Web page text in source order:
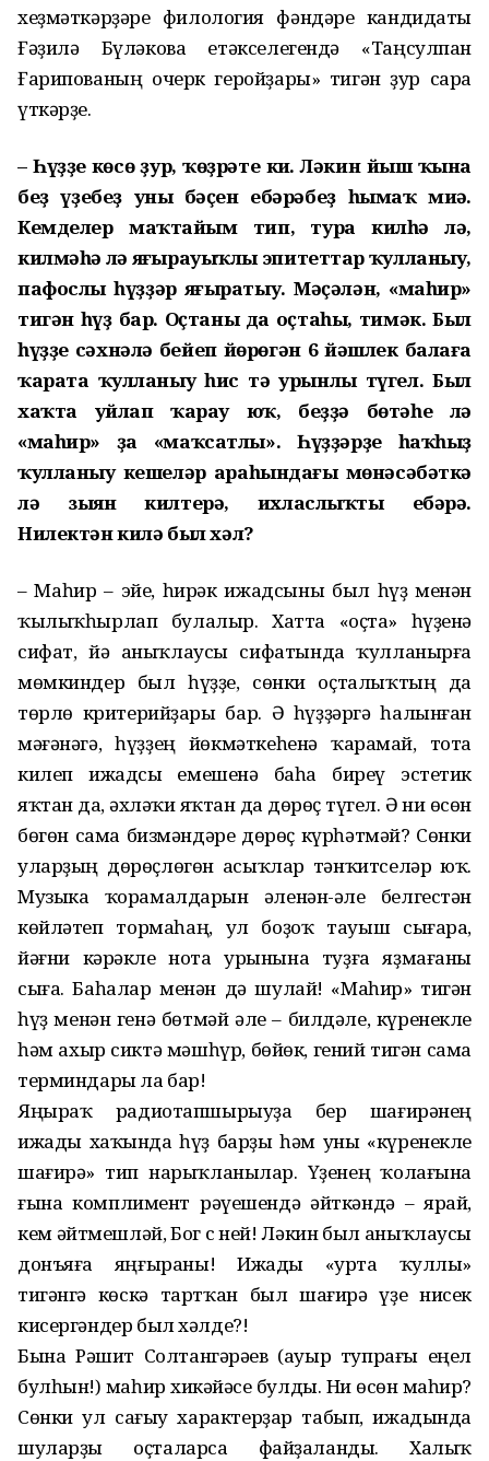
хеҙмәткәрҙәре филология фәндәре кандидаты
Ғәҙилә Бүләкова етәкселегендә «Таңсулпан
Ғарипованың очерк геройҙары» тигән ҙур сара
үткәрҙе.
– Һүҙҙең көсө ҙур, ҡөҙрәте киң. Ләкин йыш ҡына
беҙ үҙебеҙ уның бәҫен ебәрәбеҙ һымаҡ миңә.
Кемделер маҡтайым тип, тура килһә лә,
килмәһә лә яңғырауыҡлы эпитеттар ҡулланыу,
пафослы һүҙҙәр яңғыратыу. Мәҫәлән, «маһир»
тигән һүҙ бар. Оҫтаның да оҫтаһы, тимәк. Был
һүҙҙе сәхнәлә бейеп йөрөгән 6 йәшлек балаға
ҡарата ҡулланыу һис тә урынлы түгел. Был
хаҡта уйлап ҡарау юҡ, беҙҙә бөтәһе лә
«маһир» ҙа «маҡсатлы». Һүҙҙәрҙе һаҡһыҙ
ҡулланыу кешеләр араһындағы мөнәсәбәткә
лә зыян килтерә, ихласлыҡты ебәрә.
Нилектән килә был хәл?
– Маһир – эйе, һирәк ижадсыны был һүҙ менән
ҡылыҡһырлап булалыр. Хатта «оҫта» һүҙенә
сифат, йә аныҡлаусы сифатында ҡулланырға
мөмкиндер был һүҙҙе, сөнки оҫталыҡтың да
төрлө критерийҙары бар. Ә һүҙҙәргә һалынған
мәғәнәгә, һүҙҙең йөкмәткеһенә ҡарамай, тота
килеп ижадсы емешенә баһа биреү эстетик
яҡтан да, әхләҡи яҡтан да дөрөҫ түгел. Ә ни өсөн
бөгөн сама бизмәндәре дөрөҫ күрһәтмәй? Сөнки
уларҙың дөрөҫлөгөн асыҡлар тәнҡитселәр юҡ.
Музыка ҡорамалдарын әленән-әле белгестән
көйләтеп тормаһаң, ул боҙоҡ тауыш сығара,
йәғни кәрәкле нота урынына туҙға яҙмағаны
сыға. Баһалар менән дә шулай! «Маһир» тигән
һүҙ менән генә бөтмәй әле – билдәле, күренекле
һәм ахыр сиктә мәшһүр, бөйөк, гений тигән сама
терминдары ла бар!
Яңыраҡ радиотапшырыуҙа бер шағирәнең
ижады хаҡында һүҙ барҙы һәм уны «күренекле
шағирә» тип нарыҡланылар. Үҙенең ҡолағына
ғына комплимент рәүешендә әйткәндә – ярай,
кем әйтмешләй, Бог с ней! Ләкин был аныҡлаусы
донъяға яңғыраны! Ижады «урта ҡуллы»
тигәнгә көскә тартҡан был шағирә үҙе нисек
кисергәндер был хәлде?!
Бына Рәшит Солтангәрәев (ауыр тупрағы еңел
булһын!) маһир хикәйәсе булды. Ни өсөн маһир?
Сөнки ул сағыу характерҙар табып, ижадында
шуларҙы оҫталарса файҙаланды. Халыҡ